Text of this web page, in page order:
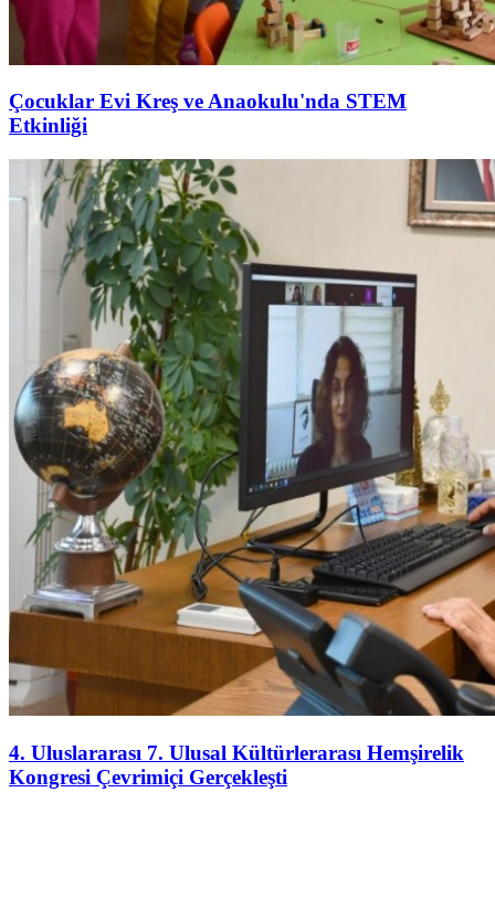
Çocuklar Evi Kreş ve Anaokulu'nda STEM
Etkinliği
4. Uluslararası 7. Ulusal Kültürlerarası Hemşirelik
Kongresi Çevrimiçi Gerçekleşti